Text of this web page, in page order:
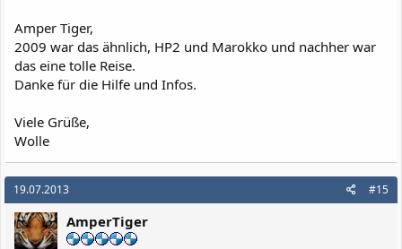
Amper Tiger,
2009 war das ähnlich, HP2 und Marokko und nachher war
das eine tolle Reise.
Danke für die Hilfe und Infos.
Viele Grüße,
Wolle
19.07.2013 #15
AmperTiger